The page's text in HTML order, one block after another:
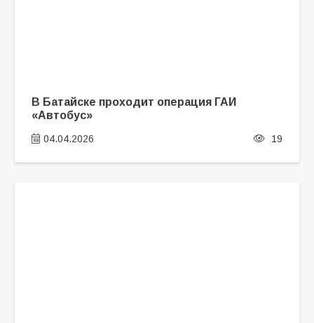
В Батайске проходит операция ГАИ
«Автобус»
04.04.2026 19